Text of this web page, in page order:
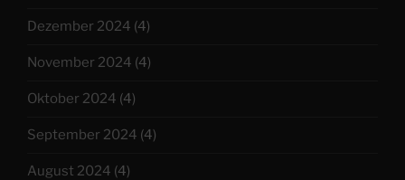
Dezember 2024 (4)
November 2024 (4)
Oktober 2024 (4)
September 2024 (4)
August 2024 (4)